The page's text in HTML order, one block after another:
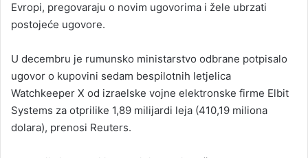
Evropi, pregovaraju o novim ugovorima i žele ubrzati
postojeće ugovore.
U decembru je rumunsko ministarstvo odbrane potpisalo
ugovor o kupovini sedam bespilotnih letjelica
Watchkeeper X od izraelske vojne elektronske firme Elbit
Systems za otprilike 1,89 milijardi leja (410,19 miliona
dolara), prenosi Reuters.